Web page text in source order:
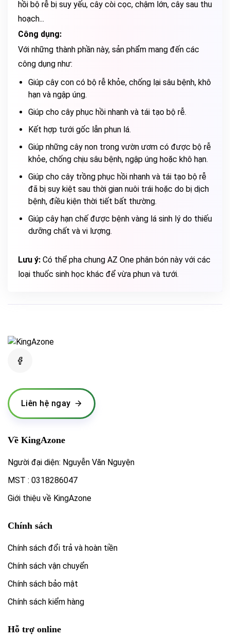
hồi bộ rễ bị suy yếu, cây còi cọc, chậm lớn, cây sau thu
hoạch...
Công dụng:
Với những thành phần này, sản phẩm mang đến các
công dụng như:
Giúp cây con có bộ rễ khỏe, chống lại sâu bệnh, khô
hạn và ngập úng.
Giúp cho cây phục hồi nhanh và tái tạo bộ rễ.
Kết hợp tưới gốc lẫn phun lá.
Giúp những cây non trong vườn ươm có được bộ rễ
khỏe, chống chịu sâu bệnh, ngập úng hoặc khô hạn.
Giúp cho cây trồng phục hồi nhanh và tái tạo bộ rễ
đã bị suy kiệt sau thời gian nuôi trái hoặc do bị dịch
bệnh, điều kiện thời tiết bất thường.
Giúp cây hạn chế được bệnh vàng lá sinh lý do thiếu
dưỡng chất và vi lượng.
Lưu ý: Có thể pha chung AZ One phân bón này với các
loại thuốc sinh học khác để vừa phun và tưới.
Liên hệ ngay
Về KingAzone
Người đại diện: Nguyễn Văn Nguyện
MST : 0318286047
Giới thiệu về KingAzone
Chính sách
Chính sách đổi trả và hoàn tiền
Chính sách vận chuyển
Chính sách bảo mật
Chính sách kiểm hàng
Hỗ trợ online